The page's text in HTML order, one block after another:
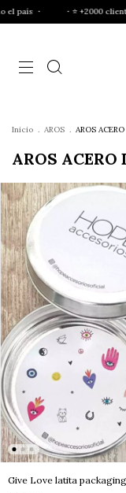
・⭐ +2000 clientes felices ・
Inicio . AROS . AROS
AROS ACERO
Give Love latita packaging